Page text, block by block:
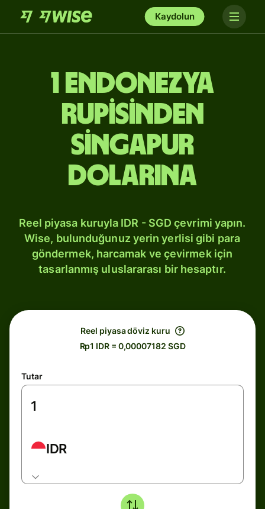
Kaydolun
1 Endonezya
rupisinden
Singapur
dolarına
Reel piyasa kuruyla IDR - SGD çevrimi yapın.
Wise, bulunduğunuz yerin yerlisi gibi para
göndermek, harcamak ve çevirmek için
tasarlanmış uluslararası bir hesaptır.
Reel piyasa döviz kuru
Rp1 IDR = 0,00007182 SGD
Tutar
IDR